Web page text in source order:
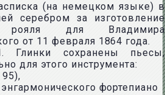
(на немецком языке) в
серебром за изготовление
рояля для Владимира
от 11 февраля 1864 года.
сохранены пьесы,
для этого инструмента:
фортепиано